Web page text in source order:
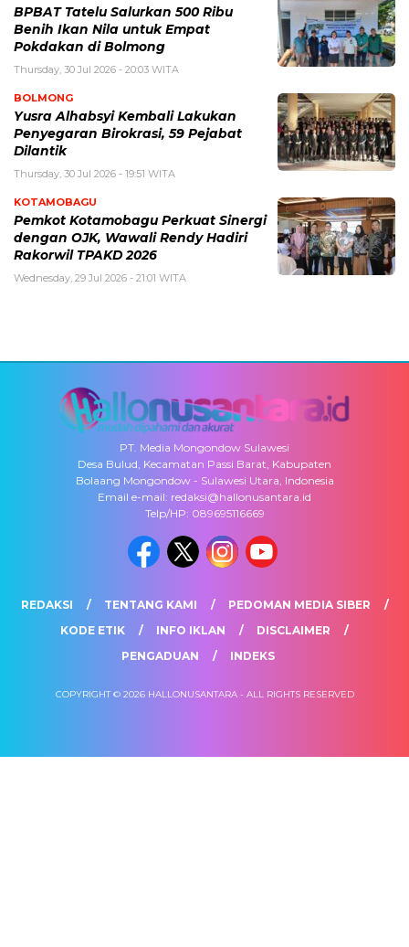
BPBAT Tatelu Salurkan 500 Ribu
Benih Ikan Nila untuk Empat
Pokdakan di Bolmong
Thursday, 30 Jul 2026 - 20:03 WITA
BOLMONG
Yusra Alhabsyi Kembali Lakukan
Penyegaran Birokrasi, 59 Pejabat
Dilantik
Thursday, 30 Jul 2026 - 19:51 WITA
KOTAMOBAGU
Pemkot Kotamobagu Perkuat Sinergi
dengan OJK, Wawali Rendy Hadiri
Rakorwil TPAKD 2026
Wednesday, 29 Jul 2026 - 21:01 WITA
PT. Media Mongondow Sulawesi
Desa Bulud, Kecamatan Passi Barat, Kabupaten
Bolaang Mongondow - Sulawesi Utara, Indonesia
Email e-mail: redaksi@hallonusantara.id
Telp/HP: 089695116669
REDAKSI TENTANG KAMI
PEDOMAN MEDIA SIBER
KODE ETIK
INFO IKLAN
DISCLAIMER
PENGADUAN
INDEKS
COPYRIGHT © 2026 HALLONUSANTARA - ALL RIGHTS RESERVED